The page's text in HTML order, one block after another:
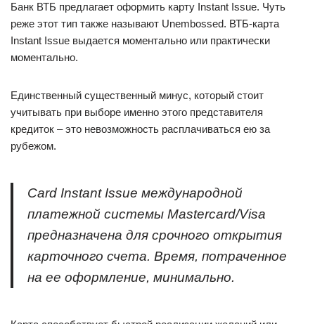
Банк ВТБ предлагает оформить карту Instant Issue. Чуть
реже этот тип также называют Unembossed. ВТБ-карта
Instant Issue выдается моментально или практически
моментально.
Единственный существенный минус, который стоит
учитывать при выборе именно этого представителя
кредиток – это невозможность расплачиваться ею за
рубежом.
Card Instant Issue международной
платежной системы Mastercard/Visa
предназначена для срочного открытия
карточного счета. Время, потраченное
на ее оформление, минимально.